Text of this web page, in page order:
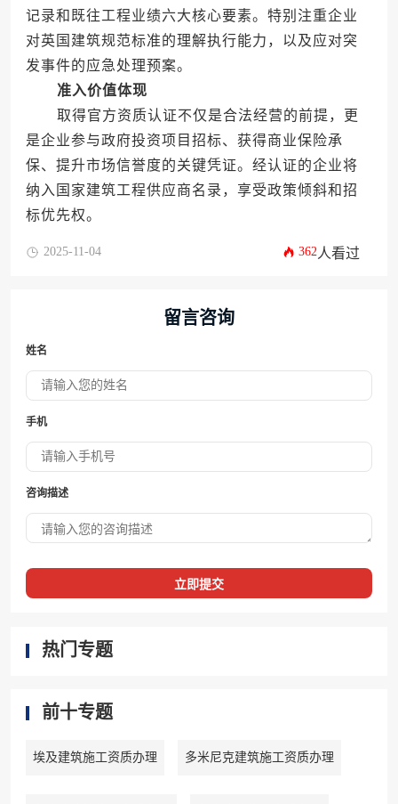
记录和既往工程业绩六大核心要素。特别注重企业
对英国建筑规范标准的理解执行能力，以及应对突
发事件的应急处理预案。
准入价值体现
取得官方资质认证不仅是合法经营的前提，更
是企业参与政府投资项目招标、获得商业保险承
保、提升市场信誉度的关键凭证。经认证的企业将
纳入国家建筑工程供应商名录，享受政策倾斜和招
标优先权。
2025-11-04 362人看过
留言咨询
姓名
手机
咨询描述
立即提交
热门专题
前十专题
埃及建筑施工资质办理 多米尼克建筑施工资质办理